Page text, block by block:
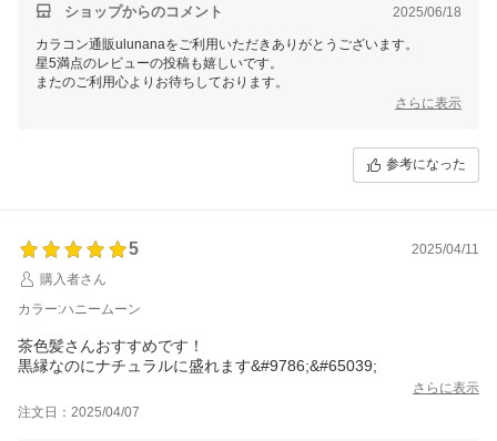
ショップからのコメント 2025/06/18
カラコン通販ulunanaをご利用いただきありがとうございます。
星5満点のレビューの投稿も嬉しいです。
またのご利用心よりお待ちしております。
さらに表示
参考になった
5
2025/04/11
購入者さん
カラー:ハニームーン
茶色髪さんおすすめです！
黒縁なのにナチュラルに盛れます&#9786;&#65039;
さらに表示
注文日：2025/04/07